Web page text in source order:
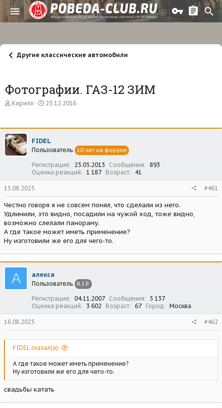
Другие классические автомобили
Фотографии. ГАЗ-12 ЗИМ
А
о
р
т
е
Кирилл
Д
а
а
ч
л
а
23.12.2016
FIDEL
Пользователь 10 лет на форуме
Регистрация 23.05.2013 Сообщения
893
Оценка реакций
1 187 Возраст 41
15.08.2025 #461
Честно говоря я не совсем понял, что сделали из него.
Удлинили, это видно, посадили на чужой ход, тоже видно,
возможно слелали панораму.
А где такое может иметь применение?
Ну изготовили же его для чего-то.
А алекса
Пользователь R.I.P.
Регистрация 04.11.2007 Сообщения
5 137
Оценка реакций
3 602 Возраст 67 Город Москва
16.08.2025 #462
FIDEL сказал(а):
А где такое может иметь применение?
Ну изготовили же его для чего-то.
свадьбы катать